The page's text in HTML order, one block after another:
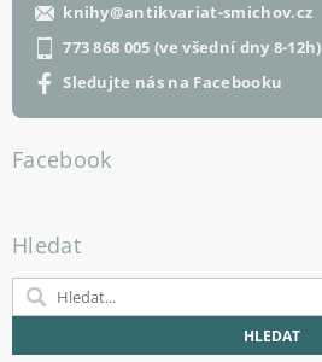
knihy@antikvariat-smichov.cz
773 868 005 (ve všední dny 8-12h)
Sledujte nás na Facebooku
Facebook
Hledat